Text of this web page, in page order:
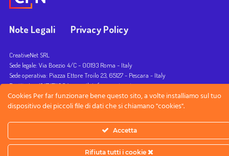
Note Legali Privacy Policy
CreativeNet SRL
Sede legale: Via Boezio 4/C - 00193 Roma - Italy
Sede operativa: Piazza Ettore Troilo 23, 65127 - Pescara - Italy
Partita Iva: 12474711004 - email: info@crnetpartners.com
Cookies Per far funzionare bene questo sito, a volte installiamo sul tuo
dispositivo dei piccoli file di dati che si chiamano "cookies".
Accetta
Rifiuta tutti i cookie
English Italiano